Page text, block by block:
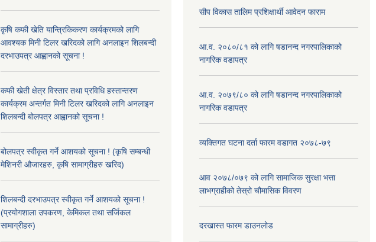
कृषि कफी खेति यान्त्रिकिकरण कार्यक्रमको लागि
आवश्यक मिनी टिलर खरिदको लागि अनलाइन शिलबन्दी
दरभाउपत्र आह्वानको सूचना !
कफी खेती क्षेत्र विस्तार तथा प्रविधि हस्तान्तरण
कार्यक्रम अन्तर्गत मिनी टिलर खरिदको लागि अनलाइन
शिलबन्दी बोलपत्र आह्वानको सूचना !
बोलपत्र स्वीकृत गर्ने आशयको सूचना ! (कृषि सम्बन्धी
मेशिनरी औजारहरु, कृषि सामाग्रीहरु खरिद)
शिलबन्दी दरभाउपत्र स्वीकृत गर्ने आशयको सूचना !
(प्रयोगशाला उपकरण, केमिकल तथा सर्जिकल
सामाग्रीहरु)
सीप विकास तालिम प्रशिक्षार्थी आवेदन फाराम
आ.व. २०८०/८१ को लागि षडानन्द नगरपालिकाको
नागरिक वडापत्र
आ.व. २०७९/८० को लागि षडानन्द नगरपालिकाको
नागरिक वडापत्र
व्यक्तिगत घटना दर्ता फारम वडागत २०७८-७९
आव २०७८/०७९ को लागि सामाजिक सुरक्षा भत्ता
लाभग्राहीको तेस्रो चौमासिक विवरण
दरखास्त फारम डाउनलोड